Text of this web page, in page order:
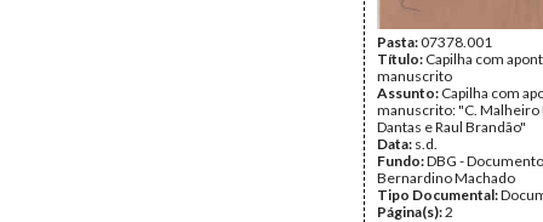
Pasta:07378.001
Título: Capilha com
manuscrito
Assunto: Capilha com
manuscrito: "C. Malheiro
Dantas e Raul Brandão"
Data: s.d.
Fundo:DBG -
Bernardino Machado
Tipo Documental:
Página(s):2